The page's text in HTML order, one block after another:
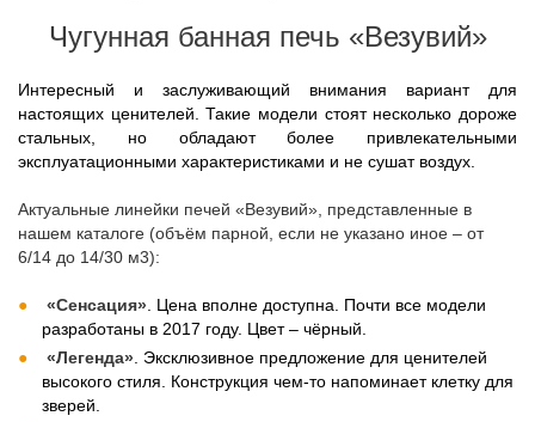
Чугунная банная печь «Везувий»
Интересный и заслуживающий внимания вариант для
настоящих ценителей. Такие модели стоят несколько дороже
стальных, но обладают более привлекательными
эксплуатационными характеристиками и не сушат воздух.
Актуальные линейки печей «Везувий», представленные в
нашем каталоге (объём парной, если не указано иное – от
6/14 до 14/30 м3):
«Сенсация» . Цена вполне доступна. Почти все модели
разработаны в 2017 году. Цвет – чёрный.
«Легенда» . Эксклюзивное предложение для ценителей
высокого стиля. Конструкция чем-то напоминает клетку для
зверей.